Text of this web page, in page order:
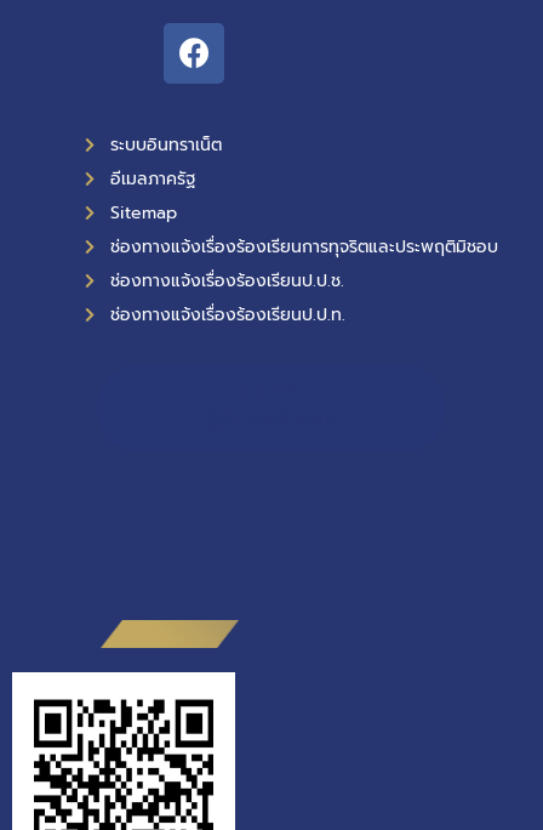
ระบบอินทราเน็ต
อีเมลภาครัฐ
Sitemap
ช่องทางแจ้งเรื่องร้องเรียนการทุจริตและประพฤติมิชอบ
ช่องทางแจ้งเรื่องร้องเรียนป.ป.ช.
ช่องทางแจ้งเรื่องร้องเรียนป.ป.ท.